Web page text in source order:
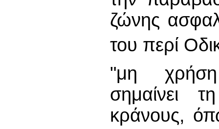
ζώνης
του περί
"μη χρήση
σημαίνει
κράνους,